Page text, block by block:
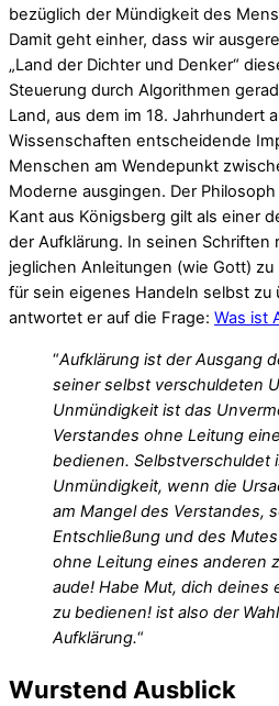
bezüglich der Mündigkeit des
Damit geht einher, dass wir
„Land der Dichter und Denker“
Steuerung durch Algorithmen
Land, aus dem im 18. Jahrhundert
Wissenschaften entscheidende
Menschen am Wendepunkt
Moderne ausgingen. Der
Kant aus Königsberg gilt als einer
der Aufklärung. In seinen Schriften
jeglichen Anleitungen (wie Gott)
für sein eigenes Handeln selbst zu
antwortet er auf die Frage: Was ist
“Aufklärung ist der Ausgang
seiner selbst verschuldeten
Unmündigkeit ist das
Verstandes ohne Leitung
bedienen. Selbstverschuldet
Unmündigkeit, wenn die
am Mangel des Verstandes,
Entschließung und des
ohne Leitung eines anderen
aude! Habe Mut, dich deines
zu bedienen! ist also der
Aufklärung.“
Wurstend Ausblick